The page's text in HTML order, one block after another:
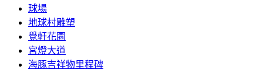
球場
地球村雕塑
覺軒花園
宮燈大道
海豚吉祥物里程碑